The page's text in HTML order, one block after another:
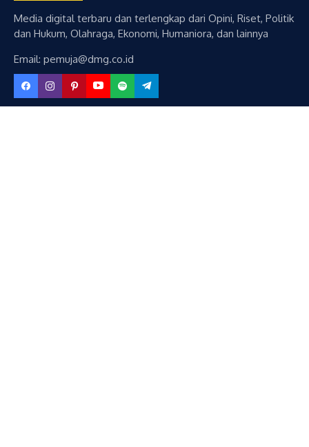
Media digital terbaru dan terlengkap dari Opini, Riset, Politik
dan Hukum, Olahraga, Ekonomi, Humaniora, dan lainnya
Email: pemuja@dmg.co.id